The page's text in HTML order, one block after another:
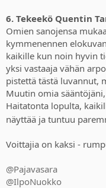
6. Tekeekö Quentin
Omien sanojensa
kymmenennen
kaikille kun noin hyvin
yksi vastaaja vähän
pistettä tästä luvannut,
Muutin omia
Haitatonta lopulta,
näyttää ja tuntuu
Voittajia on kaksi -
@Pajavasara
@IlpoNuokko